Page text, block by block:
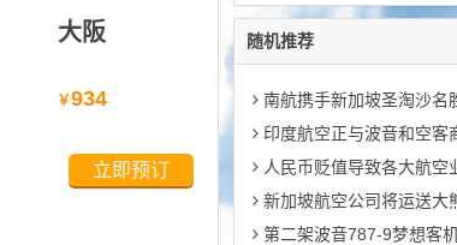
大阪
￥934
立即预订
随机推荐
南航携手新加坡圣淘沙名
印度航空正与波音和空客商
人民币贬值导致各大航空业绩大
新加坡航空公司将运送大
第二架波音787-9梦想客